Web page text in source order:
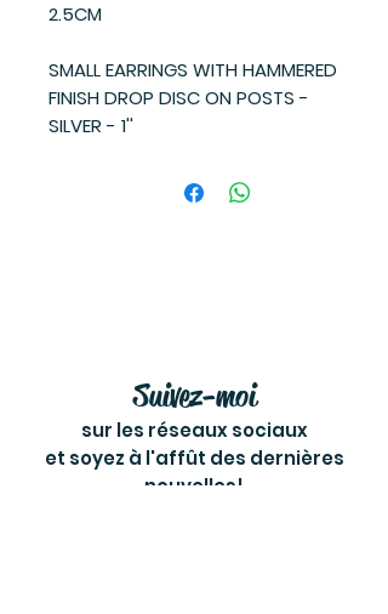
2.5CM
SMALL EARRINGS WITH HAMMERED
FINISH DROP DISC ON POSTS -
SILVER - 1''
Suivez-moi
sur les réseaux sociaux
et soyez à l'affût des dernières
nouvelles!